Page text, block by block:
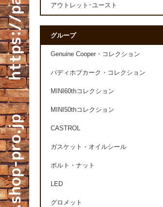
アウトレット･ユースト
グループ
Genuine Cooper・コレクション
パディホプカーク・コレクション
MINI60thコレクション
MINI50thコレクション
CASTROL
ガスケット・オイルシール
ボルト・ナット
LED
グロメット